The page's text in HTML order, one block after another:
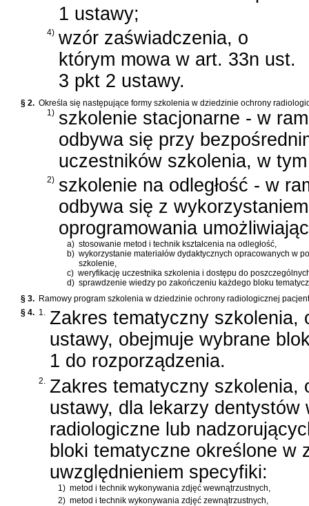
1 ustawy;
4) wzór zaświadczenia, o
którym mowa w art. 33n ust.
3 pkt 2 ustawy.
§ 2. Określa się następujące formy szkolenia w dziedzinie ochrony
1) szkolenie stacjonarne - w
odbywa się przy
uczestników szkolenia, w
2) szkolenie na odległość - w
odbywa się z
oprogramowania
a) stosowanie metod i technik kształcenia na odległość,
b) wykorzystanie materiałów dydaktycznych opracowanych w
szkolenie,
c) weryfikację uczestnika szkolenia i dostępu do
d) sprawdzenie wiedzy po zakończeniu każdego bloku
§ 3. Ramowy program szkolenia w dziedzinie ochrony radiologicznej
§ 4. 1. Zakres tematyczny szkolenia,
ustawy, obejmuje wybrane
1 do rozporządzenia.
2. Zakres tematyczny szkolenia,
ustawy, dla lekarzy
radiologiczne lub
bloki tematyczne określone w
uwzględnieniem specyfiki:
1) metod i technik wykonywania zdjęć wewnątrzustnych,
2) metod i technik wykonywania zdjęć zewnątrzustnych,